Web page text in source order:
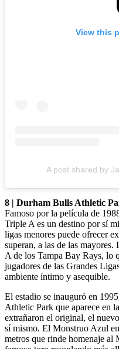
View this
A post shared by
8 | Durham Bulls Athletic
Famoso por la película de
Triple A es un destino por sí
ligas menores puede ofrecer
superan, a las de las
A de los Tampa Bay Rays, lo
jugadores de las Grandes
ambiente íntimo y asequible.
El estadio se inauguró en
Athletic Park que aparece en
extrañaron el original, el
sí mismo. El Monstruo Azul
metros que rinde homenaje al